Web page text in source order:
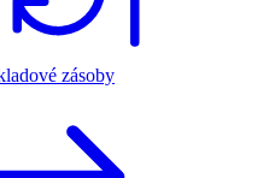
zásoby